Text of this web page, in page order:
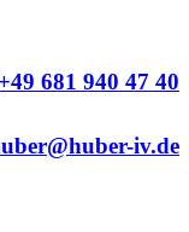
+49 681 940 47 40
iv.de